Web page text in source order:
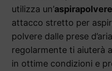
utilizza un’
attacco stretto per
polvere dalle prese
regolarmente ti aiuterà
in ottime condizioni e